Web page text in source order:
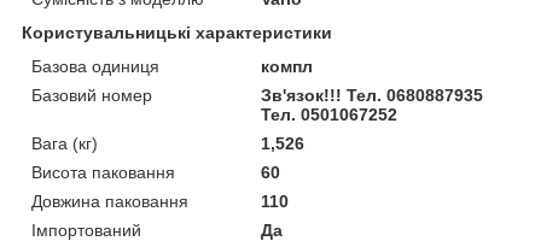
Користувальницькі характеристики
Базова одиниця
компл
Базовий номер
Зв'язок!!! Тел. 0680887935
Тел. 0501067252
Вага (кг)
1,526
Висота паковання
60
Довжина паковання
110
Імпортований
Да